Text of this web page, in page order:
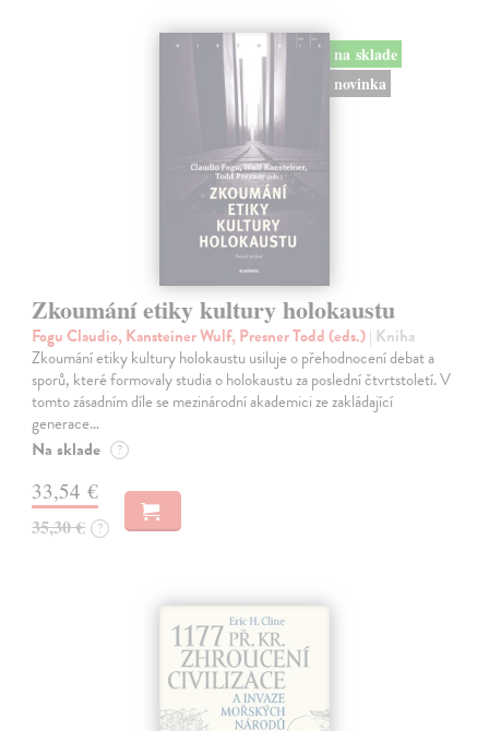
na sklade
novinka
Zkoumání etiky kultury holokaustu
Fogu Claudio, Kansteiner Wulf, Presner Todd (eds.)| Kniha
Zkoumání etiky kultury holokaustu usiluje o přehodnocení debat a
sporů, které formovaly studia o holokaustu za poslední čtvrtstoletí. V
tomto zásadním díle se mezinárodní akademici ze zakládající
generace…
Na sklade ?
33,54 €
35,30 € ?